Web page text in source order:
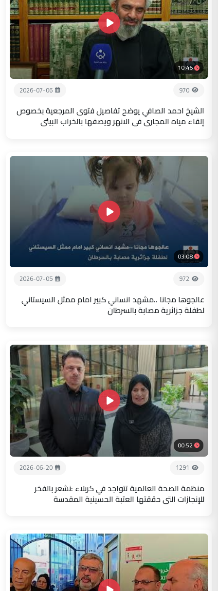
10:46
970
2026-07-06
الشيخ احمد الصافي يوضح تفاصيل فتوى المرجعية بخصوص
إلقاء مياه المجاري في الانهر ويصفها بالخراب البيئي
03:08
972
2026-07-05
عالجوها مجانا ..مشهد انساني كبير امام ممثل السيستاني
لطفلة جزائرية مصابة بالسرطان
00:52
1291
2026-06-20
منظمة الصحة العالمية تتواجد في كربلاء :نشعر بالفخر
للإنجازات التي حققتها العتبة الحسينية المقدسة